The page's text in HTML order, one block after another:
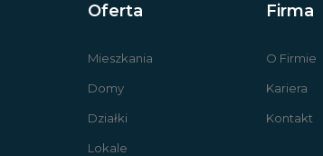
Oferta
Mieszkania
Domy
Działki
Lokale
Firma
O Firmie
Kariera
Kontakt